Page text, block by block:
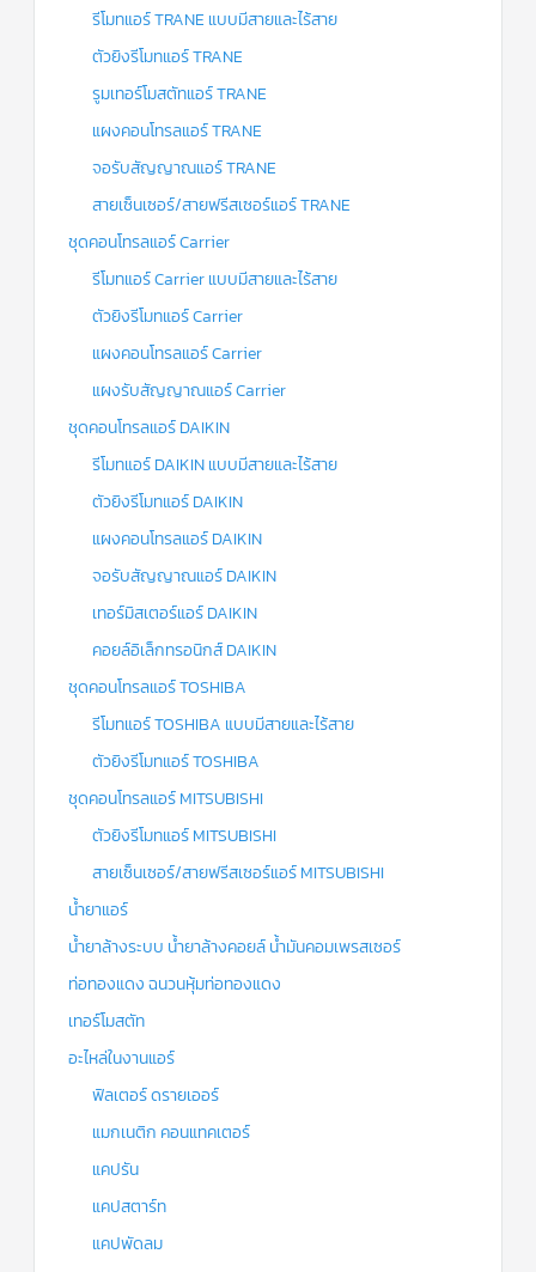
รีโมทแอร์ TRANE แบบมีสายและไร้สาย
ตัวยิงรีโมทแอร์ TRANE
รูมเทอร์โมสตัทแอร์ TRANE
แผงคอนโทรลแอร์ TRANE
จอรับสัญญาณแอร์ TRANE
สายเซ็นเซอร์/สายฟรีสเซอร์แอร์ TRANE
ชุดคอนโทรลแอร์ Carrier
รีโมทแอร์ Carrier แบบมีสายและไร้สาย
ตัวยิงรีโมทแอร์ Carrier
แผงคอนโทรลแอร์ Carrier
แผงรับสัญญาณแอร์ Carrier
ชุดคอนโทรลแอร์ DAIKIN
รีโมทแอร์ DAIKIN แบบมีสายและไร้สาย
ตัวยิงรีโมทแอร์ DAIKIN
แผงคอนโทรลแอร์ DAIKIN
จอรับสัญญาณแอร์ DAIKIN
เทอร์มิสเตอร์แอร์ DAIKIN
คอยล์อิเล็กทรอนิกส์ DAIKIN
ชุดคอนโทรลแอร์ TOSHIBA
รีโมทแอร์ TOSHIBA แบบมีสายและไร้สาย
ตัวยิงรีโมทแอร์ TOSHIBA
ชุดคอนโทรลแอร์ MITSUBISHI
ตัวยิงรีโมทแอร์ MITSUBISHI
สายเซ็นเซอร์/สายฟรีสเซอร์แอร์ MITSUBISHI
น้ำยาแอร์
น้ำยาล้างระบบ น้ำยาล้างคอยล์ น้ำมันคอมเพรสเซอร์
ท่อทองแดง ฉนวนหุ้มท่อทองแดง
เทอร์โมสตัท
อะไหล่ในงานแอร์
ฟิลเตอร์ ดรายเออร์
แมกเนติก คอนแทคเตอร์
แคปรัน
แคปสตาร์ท
แคปพัดลม